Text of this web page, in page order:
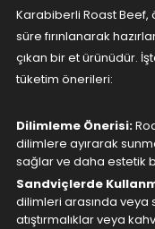
Karabiberli Roast
süre fırınlanarak
çıkan bir et ürünüdür.
tüketim önerileri:
Dilimleme Önerisi:
dilimlere ayırarak
sağlar ve daha estetik
Sandviçlerde
dilimleri arasında
atıştırmalıklar veya